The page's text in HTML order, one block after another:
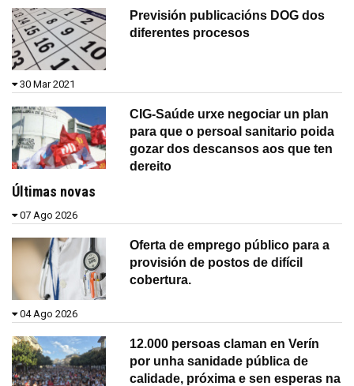
Previsión publicacións DOG dos
diferentes procesos
30 Mar 2021
CIG-Saúde urxe negociar un plan
para que o persoal sanitario poida
gozar dos descansos aos que ten
dereito
Últimas novas
07 Ago 2026
Oferta de emprego público para a
provisión de postos de difícil
cobertura.
04 Ago 2026
12.000 persoas claman en Verín
por unha sanidade pública de
calidade, próxima e sen esperas na